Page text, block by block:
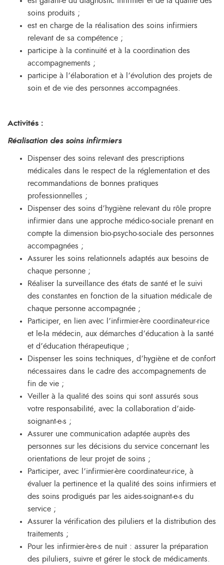
soins produits ;
est en charge de la réalisation des soins infirmiers
relevant de sa compétence ;
participe à la continuité et à la coordination des
accompagnements ;
participe à l’élaboration et à l’évolution des projets de
soin et de vie des personnes accompagnées.
Activités :
Réalisation des soins infirmiers
Dispenser des soins relevant des prescriptions
médicales dans le respect de la réglementation et des
recommandations de bonnes pratiques
professionnelles ;
Dispenser des soins d’hygiène relevant du rôle propre
infirmier dans une approche médico-sociale prenant en
compte la dimension bio-psycho-sociale des personnes
accompagnées ;
Assurer les soins relationnels adaptés aux besoins de
chaque personne ;
Réaliser la surveillance des états de santé et le suivi
des constantes en fonction de la situation médicale de
chaque personne accompagnée ;
Participer, en lien avec l’infirmier-ère coordinateur-rice
et le-la médecin, aux démarches d’éducation à la santé
et d’éducation thérapeutique ;
Dispenser les soins techniques, d’hygiène et de confort
nécessaires dans le cadre des accompagnements de
fin de vie ;
Veiller à la qualité des soins qui sont assurés sous
votre responsabilité, avec la collaboration d’aide-
soignant-e-s ;
Assurer une communication adaptée auprès des
personnes sur les décisions du service concernant les
orientations de leur projet de soins ;
Participer, avec l’infirmier-ère coordinateur-rice, à
évaluer la pertinence et la qualité des soins infirmiers et
des soins prodigués par les aides-soignant-e-s du
service ;
Assurer la vérification des piluliers et la distribution des
traitements ;
Pour les infirmier-ère-s de nuit : assurer la préparation
des piluliers, suivre et gérer le stock de médicaments.